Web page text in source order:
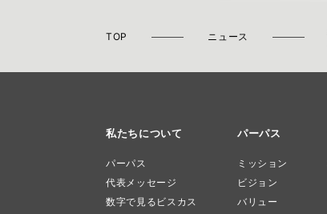
TOP ニュース
私たちについて
パーパス
代表メッセージ
数字で見るビスカス
パーパス
ミッション
ビジョン
バリュー